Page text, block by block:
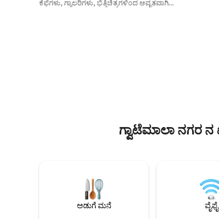
ಕೆಫೆಗಳು, ಗ್ಯಾಲರಿಗಳು, ಭಿತ್ತಿಚಿತ್ರಗಳಿಂದ ಆವೃತವಾಗಿದೆ.
ಗ್ವಾಟೆಮಾಲಾ ನಗರ
ಅಡುಗೆ ಮನೆ ವೈಫೈ